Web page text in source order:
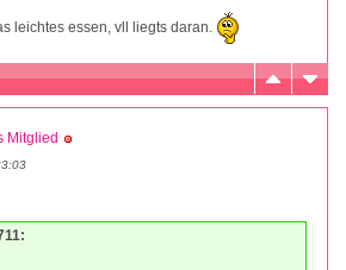
leichtes essen, vll liegts daran.
Mitglied